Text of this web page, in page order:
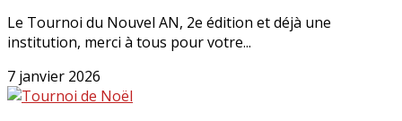
Le Tournoi du Nouvel AN, 2e édition et déjà une
institution, merci à tous pour votre...
7 janvier 2026